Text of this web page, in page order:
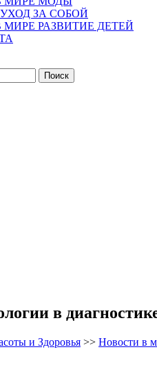
ЗА СОБОЙ
РАЗВИТИЕ ДЕТЕЙ
в
и Здоровья >> Новости в